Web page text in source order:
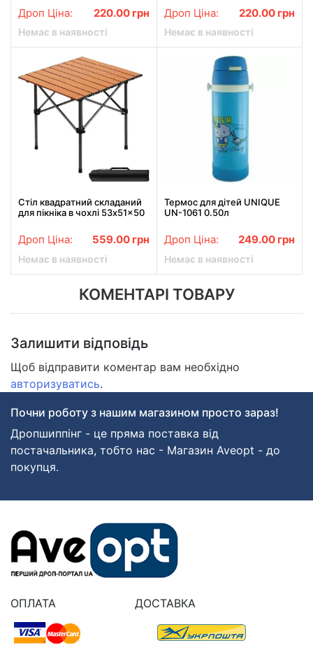
надувний / Ламзак
Дроп Ціна: 220.00 грн
Немає в наявності
см
Дроп Ціна: 220.00 грн
Немає в наявності
Стіл квадратний складаний
для пікніка в чохлі 53x51x50
стіл STD-07 Коричневий
Дроп Ціна: 559.00 грн
Немає в наявності
Термос для дітей UNIQUE
UN-1061 0.50л
Дроп Ціна: 249.00 грн
Немає в наявності
КОМЕНТАРІ ТОВАРУ
Залишити відповідь
Щоб відправити коментар вам необхідно
авторизуватись.
Почни роботу з нашим магазином просто зараз!
Дропшиппінг - це пряма поставка від
постачальника, тобто нас - Магазин Aveopt - до
покупця.
ОПЛАТА ДОСТАВКА